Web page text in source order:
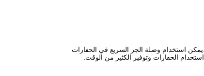
استخدام وصلة الجر السريع في الحفارات
الحفارات وتوفير الكثير من الوقت.